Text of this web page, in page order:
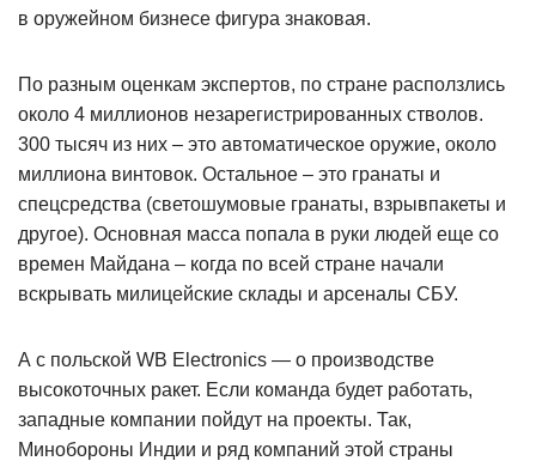
в оружейном бизнесе фигура знаковая.
По разным оценкам экспертов, по стране расползлись
около 4 миллионов незарегистрированных стволов.
300 тысяч из них – это автоматическое оружие, около
миллиона винтовок. Остальное – это гранаты и
спецсредства (светошумовые гранаты, взрывпакеты и
другое). Основная масса попала в руки людей еще со
времен Майдана – когда по всей стране начали
вскрывать милицейские склады и арсеналы СБУ.
А с польской WB Electronics — о производстве
высокоточных ракет. Если команда будет работать,
западные компании пойдут на проекты. Так,
Минобороны Индии и ряд компаний этой страны